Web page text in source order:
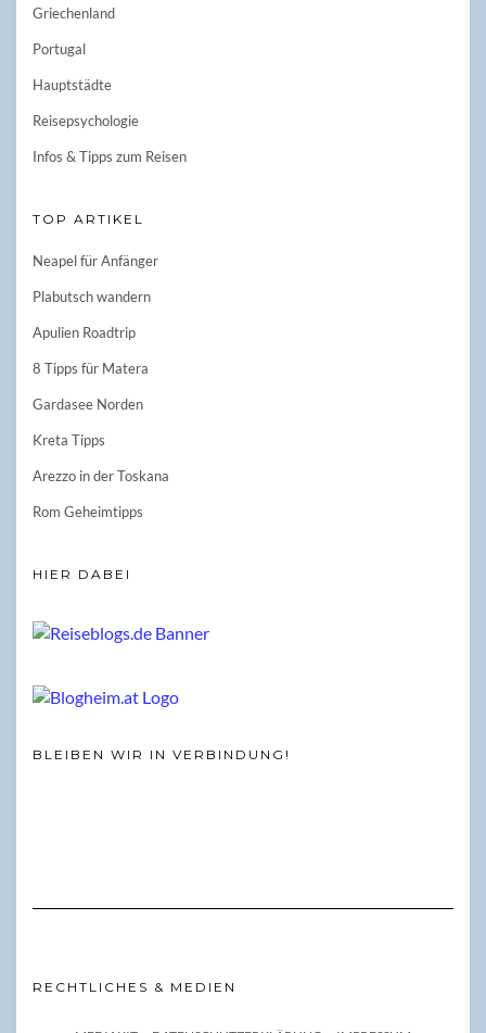
Griechenland
Portugal
Hauptstädte
Reisepsychologie
Infos & Tipps zum Reisen
TOP ARTIKEL
Neapel für Anfänger
Plabutsch wandern
Apulien Roadtrip
8 Tipps für Matera
Gardasee Norden
Kreta Tipps
Arezzo in der Toskana
Rom Geheimtipps
HIER DABEI
BLEIBEN WIR IN VERBINDUNG!
RECHTLICHES & MEDIEN